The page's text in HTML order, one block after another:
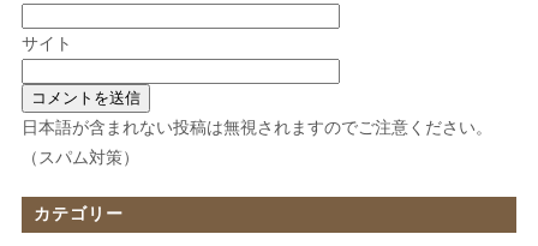
サイト
日本語が含まれない投稿は無視されますのでご注意ください。
（スパム対策）
カテゴリー